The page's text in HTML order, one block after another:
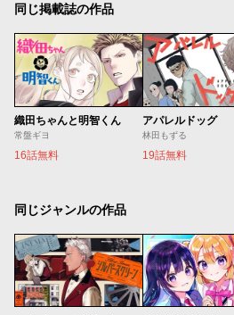
同じ掲載誌の作品
織田ちゃんと明智くん
常盤ギヨ
16話無料
アパレルドッグ
林田もずる
19話無料
同じジャンルの作品